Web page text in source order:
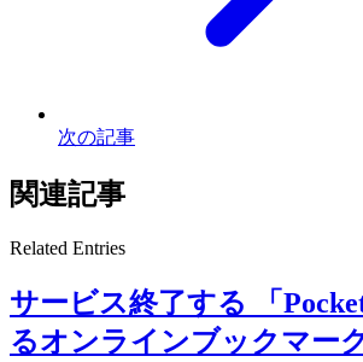
次の記事
関連記事
Related Entries
サービス終了する 「
るオンラインブックマー